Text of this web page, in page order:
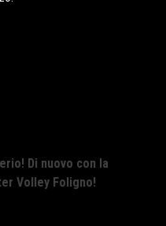
Di nuovo con la
Volley Foligno!